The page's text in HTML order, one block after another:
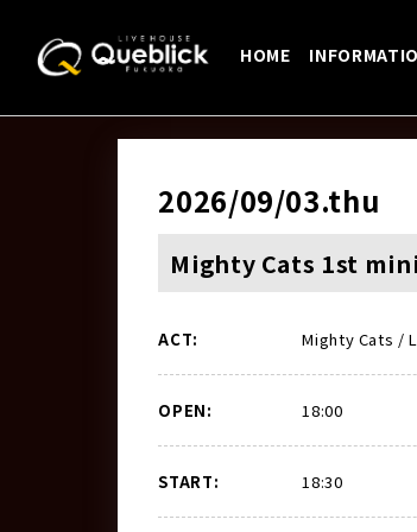
HOME
2026/09/03.thu
Mighty Cats 1st mini
ACT: Mighty Cats /
OPEN: 18:00
START: 18:30